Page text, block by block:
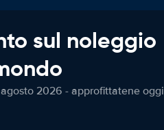
sul noleggio
2026 - approfittatene oggi